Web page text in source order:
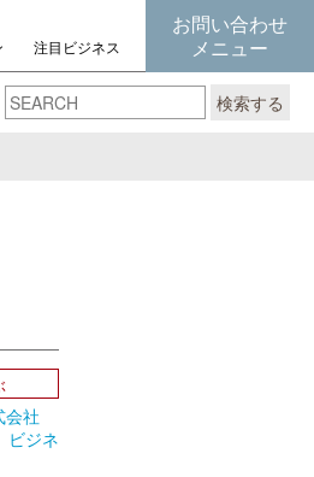
注目ビジネス
お問い合わせ
メニュー
検索する
会社
ビジネ